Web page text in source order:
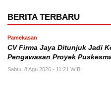
BERITA TERBARU
Pamekasan
CV Firma Jaya Ditunjuk Jadi
Pengawasan Proyek
Sabtu, 8 Agu 2026 - 11:21 WIB